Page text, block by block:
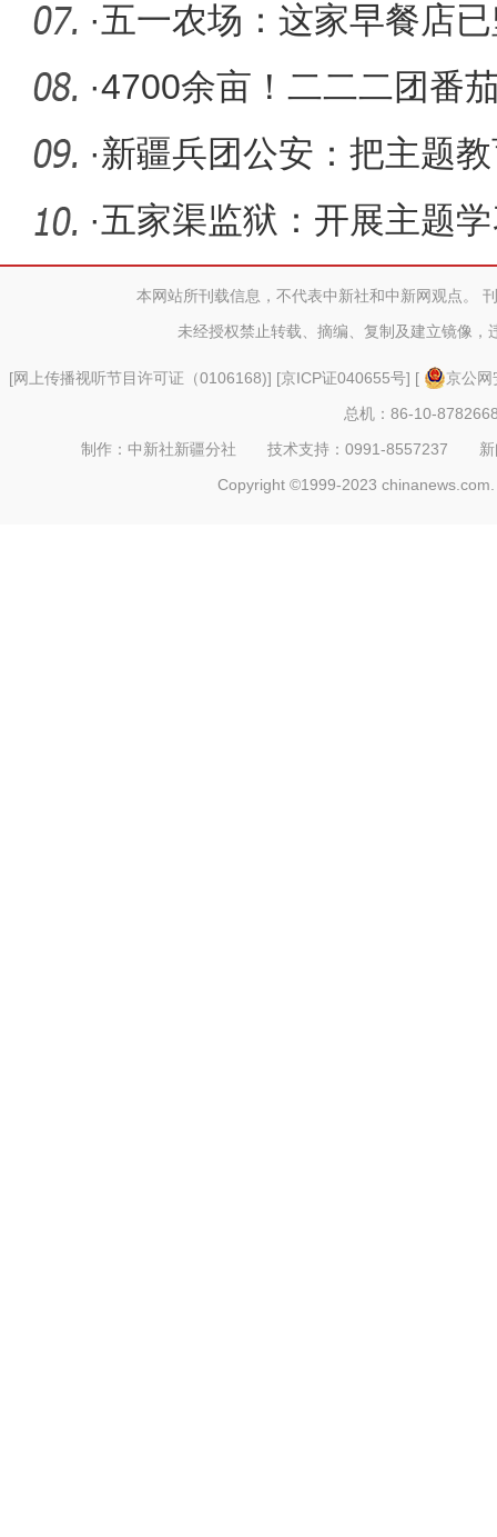
·五一农场：这家早餐店
·4700余亩！二二二团番
开
·新疆兵团公安：把主题
服务的实
·五家渠监狱：开展主题
本网站所刊载信息，不代表中新社和中新网观点。
未经授权禁止转载、摘编、复制及建立镜像，
[网上传播视听节目许可证（0106168)] [京ICP证040655号] [
京公
总机：86-10-
制作：中新社新疆分社 技术支持：0991-8557237
Copyright ©1999-2023